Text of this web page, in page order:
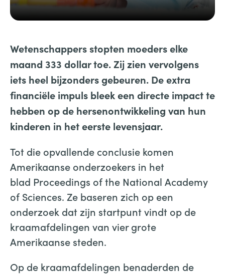
Wetenschappers stopten moeders elke
maand 333 dollar toe. Zij zien vervolgens
iets heel bijzonders gebeuren. De extra
financiële impuls bleek een directe impact te
hebben op de hersenontwikkeling van hun
kinderen in het eerste levensjaar.
Tot die opvallende conclusie komen
Amerikaanse onderzoekers in het
blad Proceedings of the National Academy
of Sciences. Ze baseren zich op een
onderzoek dat zijn startpunt vindt op de
kraamafdelingen van vier grote
Amerikaanse steden.
Op de kraamafdelingen benaderden de